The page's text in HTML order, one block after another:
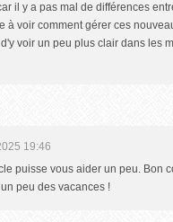
il y a pas mal de différences
à voir comment gérer ces
voir un peu plus clair dans les
19:46
puisse vous aider un peu. Bon
peu des vacances !